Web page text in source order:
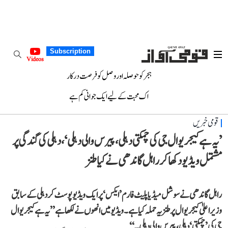
Subscription
Videos
ہجر کو حوصلہ اور وصل کو فرصت درکار
اک محبت کے لیے ایک جوانی کم ہے
قومی خبریں
’یہ ہے کیجریوال جی کی چمکتی دہلی، پیرس والی دہلی‘، دہلی کی گندگی پر
مشتمل ویڈیو دکھا کر راہل گاندھی نے کیا طنز
راہل گاندھی نے سوشل میڈیا پلیٹ فارم ’ایکس‘ پر ایک ویڈیو پوسٹ کر دہلی کے سابق
وزیر اعلیٰ کیجریوال پر طنزیہ حملہ کیا ہے۔ ویڈیو میں انھوں نے لکھا ہے ’’یہ ہے کیجریوال